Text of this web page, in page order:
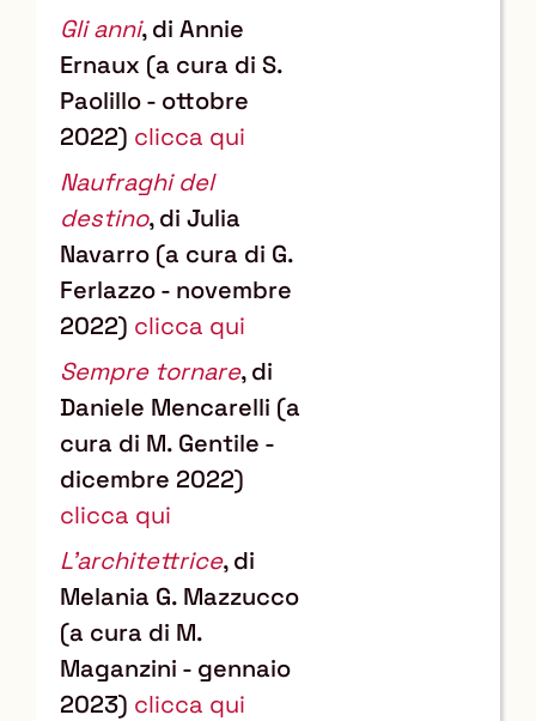
Gli anni, di Annie
Ernaux (a cura di S.
Paolillo - ottobre
2022) clicca qui
Naufraghi del
destino, di Julia
Navarro (a cura di G.
Ferlazzo - novembre
2022) clicca qui
Sempre tornare, di
Daniele Mencarelli (a
cura di M. Gentile -
dicembre 2022)
clicca qui
L'architettrice, di
Melania G. Mazzucco
(a cura di M.
Maganzini - gennaio
2023) clicca qui